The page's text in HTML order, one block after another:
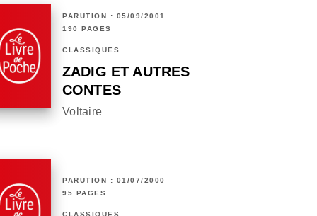
PARUTION : 05/09/2001
190 PAGES
CLASSIQUES
ZADIG ET AUTRES
CONTES
Voltaire
PARUTION : 01/07/2000
95 PAGES